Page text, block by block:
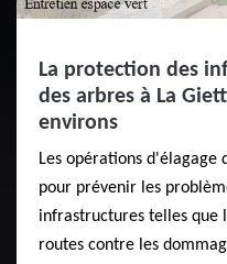
La protection des
des arbres à La
environs
Les opérations d'élagage
pour prévenir les
infrastructures telles que
routes contre les